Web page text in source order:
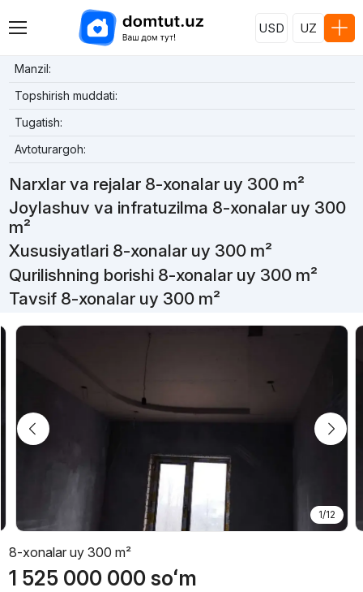
USD UZ
Manzil:
Topshirish muddati:
Tugatish:
Avtoturargoh:
Narxlar va rejalar 8-xonalar uy 300 m²
Joylashuv va infratuzilma 8-xonalar uy 300
m²
Xususiyatlari 8-xonalar uy 300 m²
Qurilishning borishi 8-xonalar uy 300 m²
Tavsif 8-xonalar uy 300 m²
1/12
8-xonalar uy 300 m²
1 525 000 000 soʻm